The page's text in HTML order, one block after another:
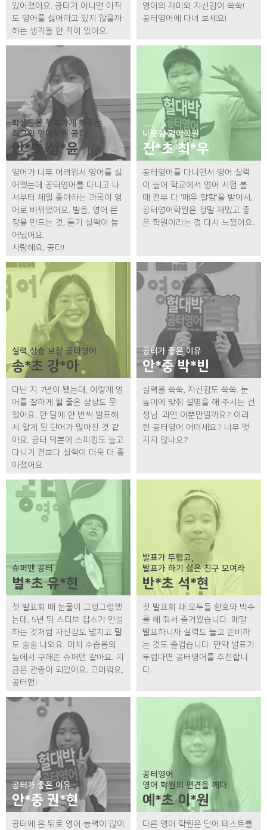
있어졌어요. 공터가 아니면 아직
도 영어를 싫어하고 있지 않을까
하는 생각을 한 적이 있어요.
영어의 재미와 자신감이 쑥쑥!
공터영어에 다녀 보세요!
학생들을 행복하게 해주는
최고의 영어학원 공터!
안*초 성*윤
영어가 너무 어려워서 영어를 싫
어했는데 공터영어를 다니고 나
서부터 제일 좋아하는 과목이 영
어로 바뀌었어요. 발음, 영어 문
장을 만드는 것, 듣기 실력이 늘
어났어요.
사랑해요, 공터!
나뭇잎 영어학원
진*초 최*우
공터영어를 다니면서 영어 실력
이 늘어 학교에서 영어 시험 볼
때 전부 다 '매우 잘함'을 받아서,
공터영어학원은 정말 재밌고 좋
은 학원이라는 걸 다시 느꼈어요.
실력 상승 보장 공터영어
송*초 강*아
다닌 지 7년이 됐는데, 이렇게 영
어를 잘하게 될 줄은 상상도 못
했어요. 한 달에 한 번씩 발표해
서 알게 된 단어가 많아진 것 같
아요. 공터 덕분에 스피킹도 늘고
다니기 전보다 실력이 더욱 더 좋
아졌어요.
공터가 좋은 이유
안*중 박*빈
실력을 쑥쑥, 자신감도 쑥쑥. 눈
높이에 맞춰 설명을 해 주시는 선
생님. 과연 이뿐만일까요? 이러
한 공터영어 어떠세요? 너무 멋
지지 않나요?
슈퍼맨 공터
벌*초 유*현
첫 발표회 때 눈물이 그렁그렁했
는데, 5년 뒤 스티브 잡스가 연설
하는 것처럼 자신감도 넘치고 말
도 술술 나와요. 마치 수줍음의
늪에서 구해준 슈퍼맨 같아요. 지
금은 관종이 되었어요. 고마워요,
공터맨!
발표가 두렵고,
발표가 하기 싫은 친구 모여라
반*초 석*현
첫 발표회 때 모두들 환호와 박수
를 해 줘서 즐거웠습니다. 매달
발표하니까 실력도 늘고 준비하
는 것도 즐겁습니다. 만약 발표가
두렵다면 공터영어를 추천합니
다.
공터가 좋은 이유
안*중 권*현
공터에 온 뒤로 영어 능력이 많이
공터영어
영어 학원의 편견을 깨다
예*초 이*원
다른 영어 학원은 단어 테스트를